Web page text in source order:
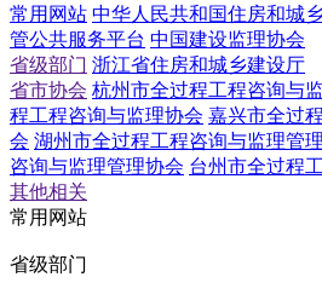
常用网站 中华人民共和国住房和城
管公共服务平台 中国建设监理协会
省级部门 浙江省住房和城乡建设厅
省市协会 杭州市全过程工程咨询与
程工程咨询与监理协会 嘉兴市全过
会 湖州市全过程工程咨询与监理管
咨询与监理管理协会 台州市全过程
其他相关
常用网站
省级部门